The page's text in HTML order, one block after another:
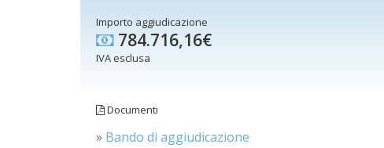
Importo aggiudicazione
784.716,16€
IVA esclusa
Documenti
» Bando di aggiudicazione